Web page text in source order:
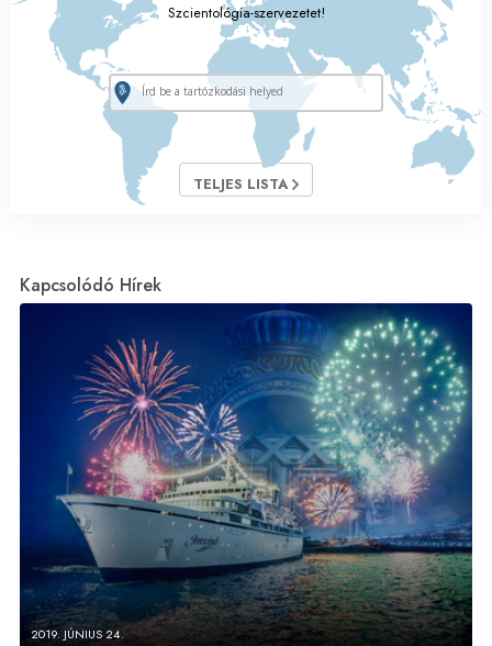
Szcientológia-szervezetet!
TELJES LISTA
Kapcsolódó Hírek
2019. JÚNIUS 24.